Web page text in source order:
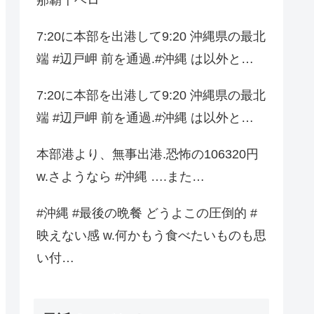
7:20に本部を出港して9:20 沖縄県の最北
端 #辺戸岬 前を通過.#沖縄 は以外と…
7:20に本部を出港して9:20 沖縄県の最北
端 #辺戸岬 前を通過.#沖縄 は以外と…
本部港より、無事出港.恐怖の106320円
w.さようなら #沖縄 ….また…
#沖縄 #最後の晩餐 どうよこの圧倒的 #
映えない感 w.何かもう食べたいものも思
い付…